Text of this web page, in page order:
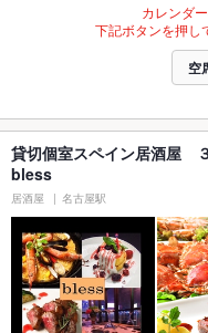
カレンダ
下記ボタンを押し
空
貸切個室スペイン居酒屋
bless
居酒屋 名古屋駅